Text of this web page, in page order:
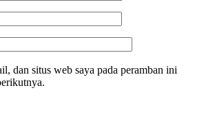
dan situs web saya pada peramban ini